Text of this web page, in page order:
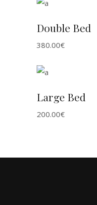
Double Bed
380.00€
Large Bed
200.00€